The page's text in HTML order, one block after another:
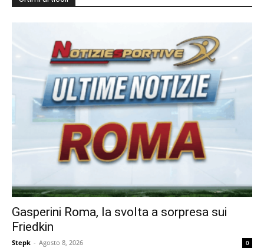
Gasperini Roma, la svolta a sorpresa sui
Friedkin
Stepk - Agosto 8, 2026 0